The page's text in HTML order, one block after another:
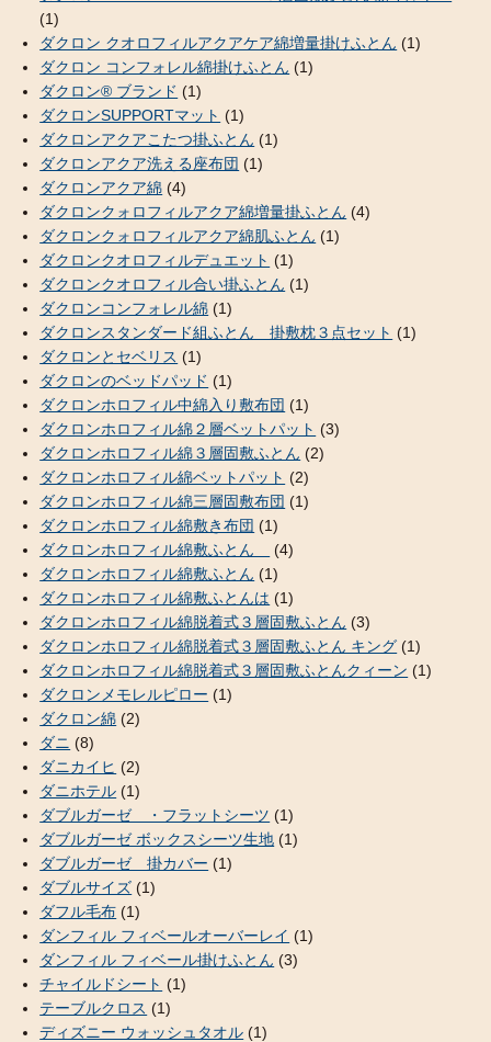
(1)
ダクロン クオロフィルアクアケア綿増量掛けふとん (1)
ダクロン コンフォレル綿掛けふとん (1)
ダクロン® ブランド (1)
ダクロンSUPPORTマット (1)
ダクロンアクアこたつ掛ふとん (1)
ダクロンアクア洗える座布団 (1)
ダクロンアクア綿 (4)
ダクロンクォロフィルアクア綿増量掛ふとん (4)
ダクロンクォロフィルアクア綿肌ふとん (1)
ダクロンクオロフィルデュエット (1)
ダクロンクオロフィル合い掛ふとん (1)
ダクロンコンフォレル綿 (1)
ダクロンスタンダード組ふとん 掛敷枕３点セット (1)
ダクロンとセベリス (1)
ダクロンのベッドパッド (1)
ダクロンホロフィル中綿入り敷布団 (1)
ダクロンホロフィル綿２層ベットパット (3)
ダクロンホロフィル綿３層固敷ふとん (2)
ダクロンホロフィル綿ベットパット (2)
ダクロンホロフィル綿三層固敷布団 (1)
ダクロンホロフィル綿敷き布団 (1)
ダクロンホロフィル綿敷ふとん
(4)
ダクロンホロフィル綿敷ふとん (1)
ダクロンホロフィル綿敷ふとんは (1)
ダクロンホロフィル綿脱着式３層固敷ふとん (3)
ダクロンホロフィル綿脱着式３層固敷ふとん キング (1)
ダクロンホロフィル綿脱着式３層固敷ふとんクィーン (1)
ダクロンメモレルピロー (1)
ダクロン綿 (2)
ダニ (8)
ダニカイヒ (2)
ダニホテル (1)
ダブルガーゼ ・フラットシーツ (1)
ダブルガーゼ ボックスシーツ生地 (1)
ダブルガーゼ 掛カバー (1)
ダブルサイズ (1)
ダフル毛布 (1)
ダンフィル フィベールオーバーレイ (1)
ダンフィル フィベール掛けふとん (3)
チャイルドシート (1)
テーブルクロス (1)
ディズニー ウォッシュタオル (1)